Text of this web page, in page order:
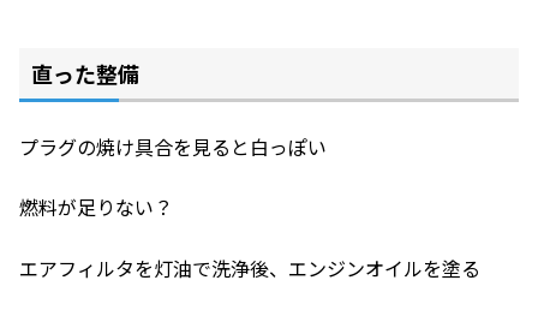
直った整備
プラグの焼け具合を見ると白っぽい
燃料が足りない？
エアフィルタを灯油で洗浄後、エンジンオイルを塗る